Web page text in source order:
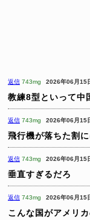
返信 743mg 2026年06月15
教練8型といって中
返信 743mg 2026年06月15
飛行機が落ちた割
返信 743mg 2026年06月15
垂直すぎるだろ
返信 743mg 2026年06月15
こんな国がアメリ